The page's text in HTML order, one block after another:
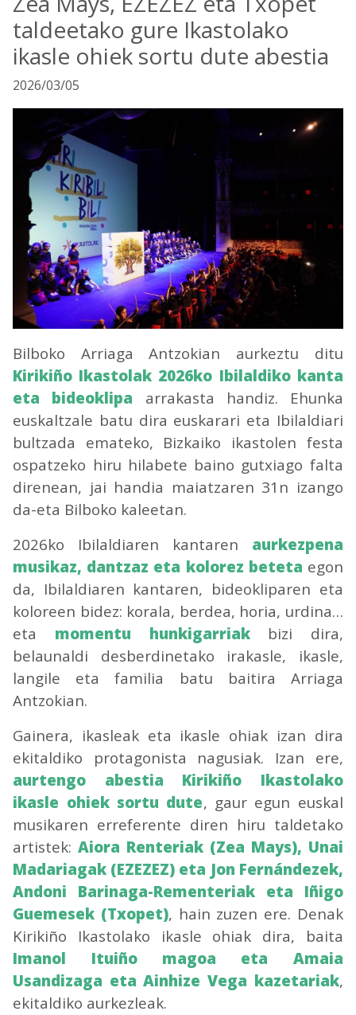
taldeetako gure Ikastolako
ikasle ohiek sortu dute abestia
2026/03/05
Bilboko Arriaga Antzokian aurkeztu ditu
Kirikiño Ikastolak 2026ko Ibilaldiko kanta
eta bideoklipa arrakasta handiz. Ehunka
euskaltzale batu dira euskarari eta Ibilaldiari
bultzada emateko, Bizkaiko ikastolen festa
ospatzeko hiru hilabete baino gutxiago falta
direnean, jai handia maiatzaren 31n izango
da-eta Bilboko kaleetan.
2026ko Ibilaldiaren kantaren aurkezpena
musikaz, dantzaz eta kolorez beteta egon
da, Ibilaldiaren kantaren, bideokliparen eta
koloreen bidez: korala, berdea, horia, urdina…
eta momentu hunkigarriakbizi dira,
belaunaldi desberdinetako irakasle, ikasle,
langile eta familia batu baitira Arriaga
Antzokian.
Gainera, ikasleak eta ikasle ohiak izan dira
ekitaldiko protagonista nagusiak. Izan ere,
aurtengo abestia Kirikiño Ikastolako
ikasle ohiek sortu dute, gaur egun euskal
musikaren erreferente diren hiru taldetako
artistek:Aiora Renteriak (Zea Mays), Unai
Madariagak (EZEZEZ) eta Jon Fernándezek,
Andoni Barinaga-Rementeriak eta Iñigo
Guemesek (Txopet), hain zuzen ere. Denak
Kirikiño Ikastolako ikasle ohiak dira, baita
Imanol Ituiño magoa eta Amaia
Usandizaga eta Ainhize Vega kazetariak,
ekitaldiko aurkezleak.